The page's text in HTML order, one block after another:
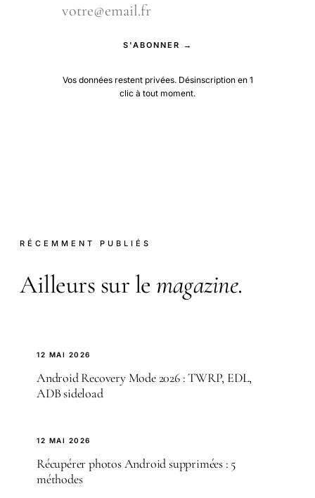
S'ABONNER →
Vos données restent privées. Désinscription en 1
clic à tout moment.
RÉCEMMENT PUBLIÉS
Ailleurs sur le magazine.
12 MAI 2026
Android Recovery Mode 2026 : TWRP, EDL,
ADB sideload
12 MAI 2026
Récupérer photos Android supprimées : 5
méthodes